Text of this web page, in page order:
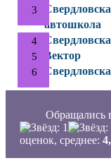
автошкола
Вектор
Обращались
оценок, среднее: